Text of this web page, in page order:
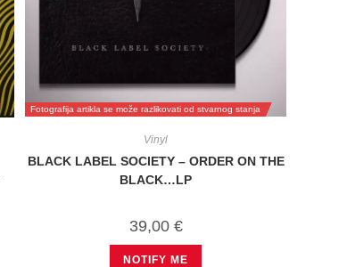
Fotografija artikla se može razlikovati od stvarnog stanja
Vinyl
BLACK LABEL SOCIETY – ORDER ON THE
BLACK…LP
39,00 €
NOTIFY ME